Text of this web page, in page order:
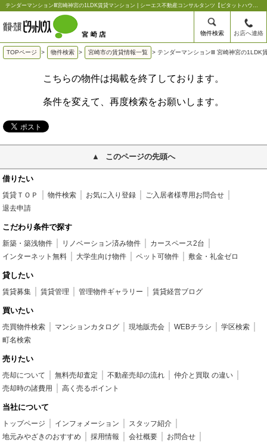
テンダーマンションⅢ宮崎神宮の1LDK賃貸マンション | シーエス不動産コンサルタンツ【ピタットハウス宮崎店】
物件検索 お店へ連絡
TOPページ > 物件検索 > 宮崎市の賃貸情報一覧 > テンダーマンションⅢ 宮崎神宮の1LDK
こちらの物件は掲載を終了しております。
条件を変えて、再度検索をお願いします。
このページの先頭へ
借りたい
賃貸ＴＯＰ 物件検索 お気に入り登録
ご入居者様専用お問合せ
退去申請
こだわり条件で探す
新築・築浅物件 リノベーション済み物件
カースペース2台
インターネット無料
大学生向け物件 ペット可物件 敷金・礼金ゼロ
貸したい
賃貸募集 賃貸管理 管理物件ギャラリー 賃貸経営ブログ
買いたい
売買物件検索 マンションカタログ 現地販売会 WEBチラシ
学区検索
町名検索
売りたい
売却について 無料売却査定 不動産売却の流れ
仲介と買取 の違い
売却時の諸費用
高く売るポイント
当社について
トップページ インフォメーション
スタッフ紹介
地元みやざきのおすすめ
採用情報 会社概要
お問合せ